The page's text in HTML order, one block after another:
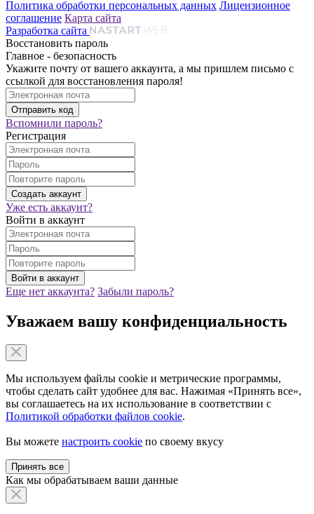
Политика обработки персональных данных Лицензионное
соглашение Карта сайта
Разработка сайта
Восстановить пароль
Главное - безопасность
Укажите почту от вашего аккаунта, а мы пришлем письмо с
ссылкой для восстановления пароля!
Вспомнили пароль?
Регистрация
Уже есть аккаунт?
Войти в аккаунт
Еще нет аккаунта? Забыли пароль?
Уважаем вашу конфиденциальность
Мы используем файлы cookie и метрические программы,
чтобы сделать сайт удобнее для вас. Нажимая «Принять все»,
вы соглашаетесь на их использование в соответствии с
Политикой обработки файлов cookie.
Вы можете настроить cookie по своему вкусу
Принять все
Как мы обрабатываем ваши данные